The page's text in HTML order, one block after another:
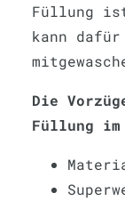
Füllung ist
kann
Die
Füllung